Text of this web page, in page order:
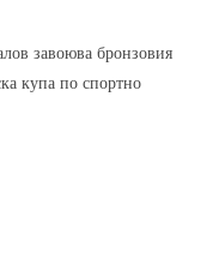
завоюва бронзовия
купа по спортно